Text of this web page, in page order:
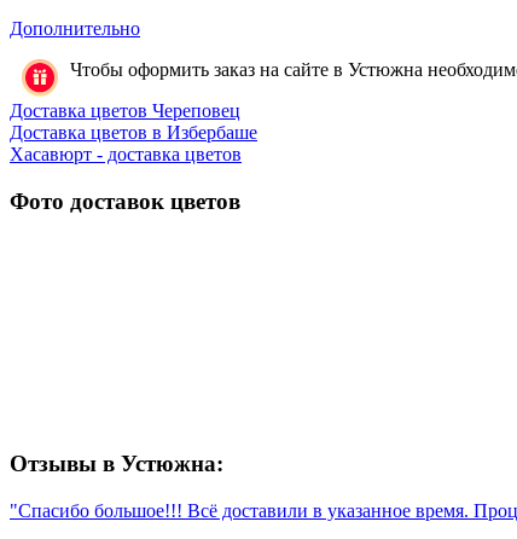
Дополнительно
Чтобы оформить заказ на сайте в Устюжна
Доставка цветов Череповец
Доставка цветов в Избербаше
Хасавюрт - доставка цветов
Фото доставок цветов
Отзывы в Устюжна:
"Спасибо большое!!! Всё доставили в указанное время.